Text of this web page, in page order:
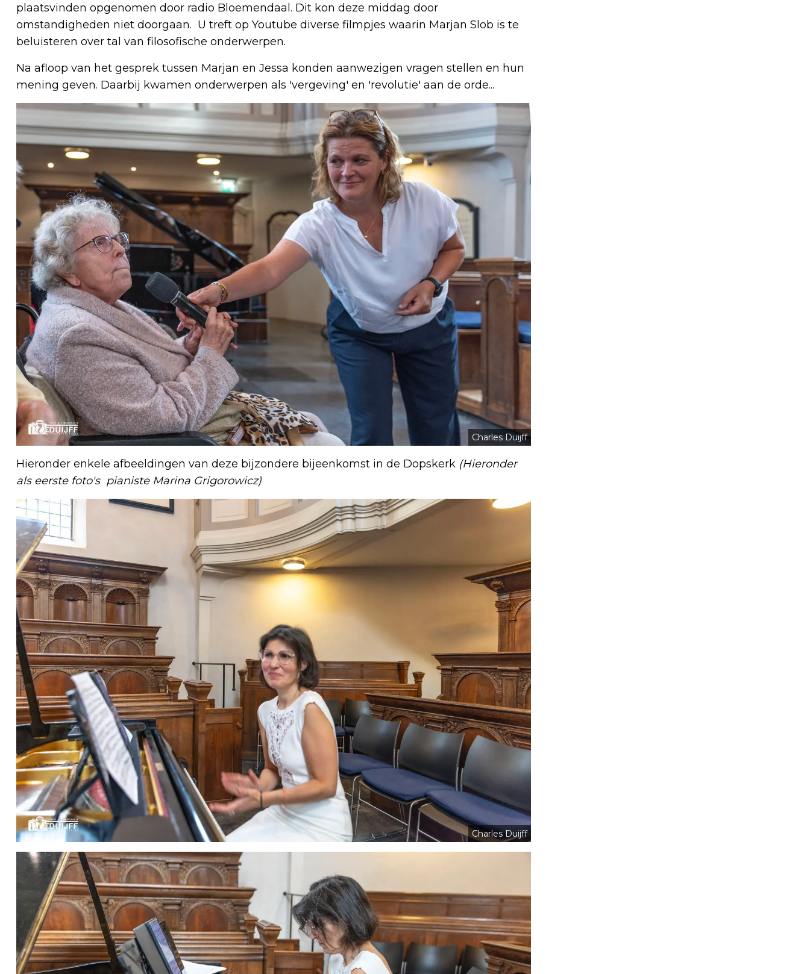
plaatsvinden opgenomen door radio Bloemendaal. Dit kon deze middag door
omstandigheden niet doorgaan. U treft op Youtube diverse filmpjes waarin Marjan Slob is te
beluisteren over tal van filosofische onderwerpen.
Na afloop van het gesprek tussen Marjan en Jessa konden aanwezigen vragen stellen en hun
mening geven. Daarbij kwamen onderwerpen als 'vergeving' en 'revolutie' aan de orde...
Charles Duijff
Hieronder enkele afbeeldingen van deze bijzondere bijeenkomst in de Dopskerk (Hieronder
als eerste foto's pianiste Marina Grigorowicz)
Charles Duijff